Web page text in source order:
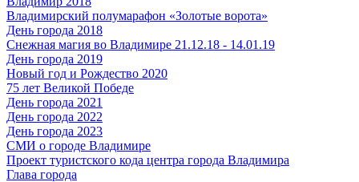
Владимирский полумарафон «Золотые ворота»
День города 2018
Снежная магия во Владимире 21.12.18 - 14.01.19
День города 2019
Новый год и Рождество 2020
75 лет Великой Победе
День города 2021
День города 2022
День города 2023
СМИ о городе Владимире
Проект туристского кода центра города Владимира
Глава города